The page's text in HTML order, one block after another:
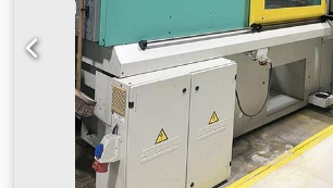
máximo de dosagem: 230cm³, pressão
2500bar. Dimensões da máquina X/Y/Z:
4300mm/1700mm/2750mm, peso: aprox.
operação: aprox. 75443h. Documentação
inspeção no local é possível. Credpfx